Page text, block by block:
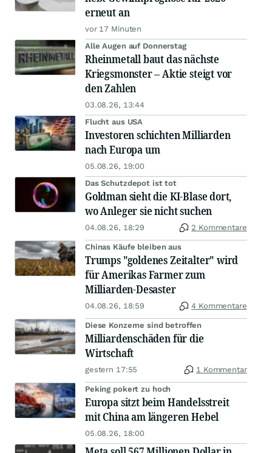
erneut an
vor 17 Minuten
Alle Augen auf Donnerstag
Rheinmetall baut das nächste
Kriegsmonster – Aktie steigt vor
den Zahlen
03.08.26, 13:44
Flucht aus USA
Investoren schichten Milliarden
nach Europa um
05.08.26, 19:00
Das Schutzdepot ist tot
Goldman sieht die KI-Blase dort,
wo Anleger sie nicht suchen
04.08.26, 18:29 2 Kommentare
Chinas Käufe bleiben aus
Trumps "goldenes Zeitalter" wird
für Amerikas Farmer zum
Milliarden-Desaster
04.08.26, 18:59 4 Kommentare
Diese Konzerne sind betroffen
Milliardenschäden für die
Wirtschaft
gestern 17:55 1 Kommentar
Peking pokert zu hoch
Europa sitzt beim Handelsstreit
mit China am längeren Hebel
05.08.26, 18:00